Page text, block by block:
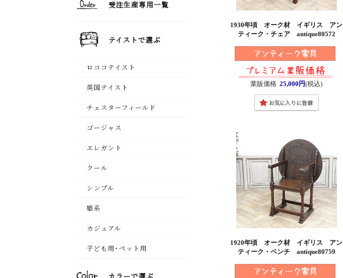
1930年頃 オーク材 イギリス アン
ティーク・チェア antique80572
業販価格 25,000円(税込)
1920年頃 オーク材 イギリス アン
ティーク・ベンチ antique80759